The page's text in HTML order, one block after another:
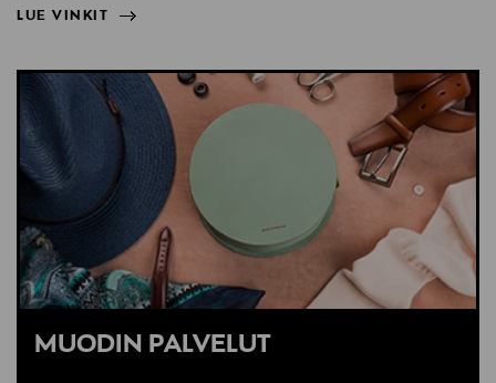
LUE VINKIT
NÄYTÄ VÄHEMMÄN
LUE VINKIT
MUODIN PALVELUT